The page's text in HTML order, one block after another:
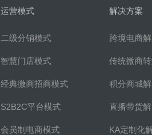
运营模式
二级分销模式
智慧门店模式
经典微商招商模式
S2B2C平台模式
会员制电商模式
解决方案
跨境电商
传统微商
积分商城
直播带货
KA定制化